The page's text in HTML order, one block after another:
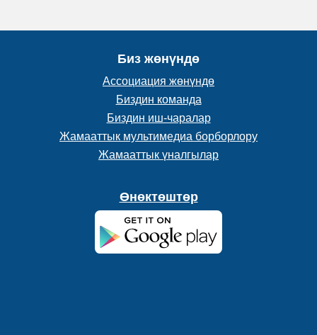
Биз жөнүндө
Ассоциация жөнүндө
Биздин команда
Биздин иш-чаралар
Жамааттык мультимедиа борборлору
Жамааттык үналгылар
Өнөктөштөр